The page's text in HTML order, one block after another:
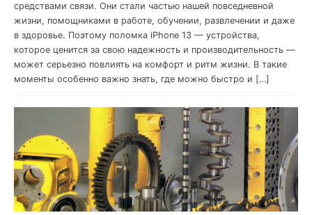
средствами связи. Они стали частью нашей повседневной
жизни, помощниками в работе, обучении, развлечении и даже
в здоровье. Поэтому поломка iPhone 13 — устройства,
которое ценится за свою надежность и производительность —
может серьезно повлиять на комфорт и ритм жизни. В такие
моменты особенно важно знать, где можно быстро и […]